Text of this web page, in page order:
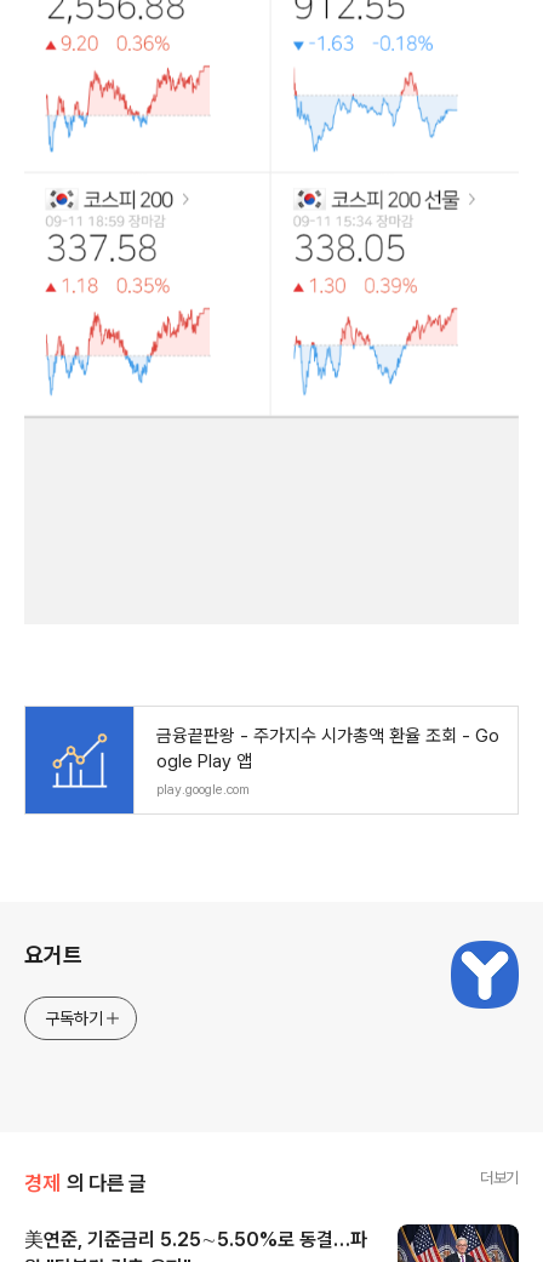
금융끝판왕 - 주가지수 시가총액 환율 조회 - Go
ogle Play 앱
play.google.com
요거트
구독하기
경제 의 다른 글 더보기
美연준, 기준금리 5.25∼5.50%로 동결…파